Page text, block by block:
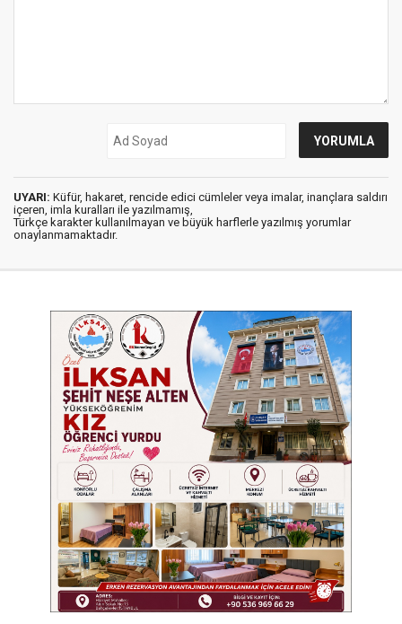
UYARI: Küfür, hakaret, rencide edici cümleler veya imalar, inançlara saldırı
içeren, imla kuralları ile yazılmamış,
Türkçe karakter kullanılmayan ve büyük harflerle yazılmış yorumlar
onaylanmamaktadır.